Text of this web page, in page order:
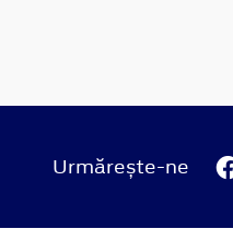
Urmărește-ne